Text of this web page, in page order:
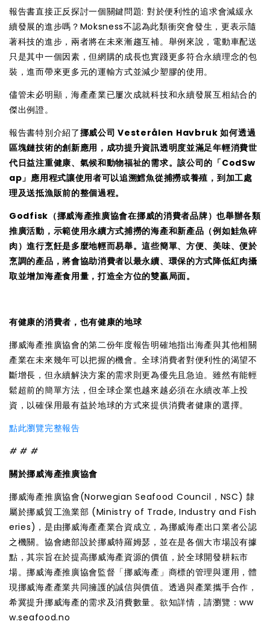
報告書直接正反探討一個關鍵問題: 對於便利性的追求會減緩永
續發展的進步嗎？Moksness不認為此類衝突會發生，更表示隨
著科技的進步，兩者將在未來漸趨互補。舉例來說，電動車配送
只是其中一個因素，但網購的成長也實踐更多符合永續理念的包
裝，進而帶來更多元的運輸方式並減少塑膠的使用。
儘管未必明顯，海產產業已屢次成就科技和永續發展互相結合的
傑出例證。
報告書特別介紹了挪威公司 Vesterålen Havbruk 如何透過
區塊鏈技術的創新應用，成功提升資訊透明度並滿足年輕消費世
代日益注重健康、氣候和動物福祉的需求。該公司的「CodSw
ap」應用程式讓使用者可以追溯鱈魚從捕撈或養殖，到加工處
理及送抵漁販前的整個過程。
Godfisk（挪威海產推廣協會在挪威的消費者品牌）也舉辦各類
推廣活動，示範使用永續方式捕撈的海產和新產品（例如鮭魚碎
肉）進行烹飪是多麼地輕而易舉。這些簡單、方便、美味、便於
烹調的產品，將會協助消費者以最永續、環保的方式降低紅肉攝
取並增加海產食用量，打造全方位的雙贏局面。
有健康的消費者，也有健康的地球
挪威海產推廣協會的第二份年度報告明確地指出海產與其他相關
產業在未來幾年可以把握的機會。全球消費者對便利性的渴望不
斷增長，但永續解決方案的需求則更為優先且急迫。雖然有能輕
鬆超前的簡單方法，但全球企業也越來越必須在永續改革上投
資，以確保用最有益於地球的方式來提供消費者健康的選擇。
點此瀏覽完整報告
# # #
關於挪威海產推廣協會
挪威海產推廣協會(Norwegian Seafood Council，NSC) 隸
屬於挪威貿工漁業部 (Ministry of Trade, Industry and Fish
eries)，是由挪威海產產業合資成立，為挪威海產出口業者公認
之機關。協會總部設於挪威特羅姆瑟，並在是各個大市場設有據
點，其宗旨在於提高挪威海產資源的價值，於全球開發耕耘市
場。挪威海產推廣協會監督「挪威海產」商標的管理與運用，體
現挪威海產產業共同擁護的誠信與價值。透過與產業攜手合作，
希冀提升挪威海產的需求及消費數量。欲知詳情，請瀏覽：ww
w.seafood.no